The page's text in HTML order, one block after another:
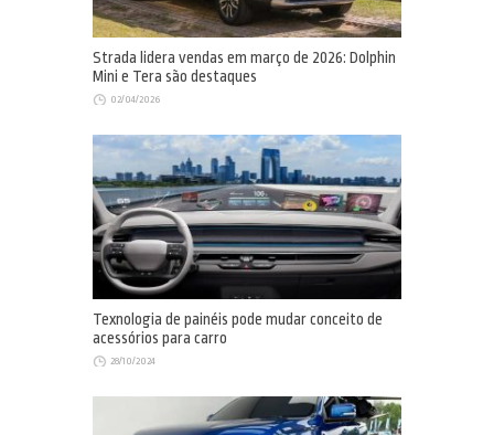
Strada lidera vendas em março de 2026: Dolphin
Mini e Tera são destaques
02/04/2026
Texnologia de painéis pode mudar conceito de
acessórios para carro
28/10/2024